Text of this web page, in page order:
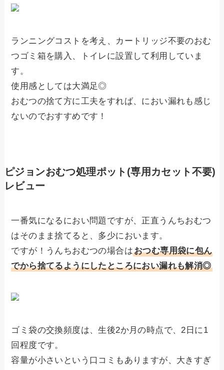
ランニングコストを考え、カートリッジ不要のおむ
つゴミ箱を購入、トイレに設置して利用していま
す。
使用感としては大満足◎
おむつの捨て方に工夫をすれば、におい漏れも感じ
ないのでおすすめです！
ピジョンおむつ処理ポット(専用カセット不要)
レビュー
一番気になるにおい問題ですが、正直うんちおむつ
はそのまま捨てると、多少においます。
ですが！うんちおむつの場合はおつむ専用袋に包ん
でから捨てるようにしたところにおい漏れも解消◎
ゴミ袋の交換頻度は、生後2か月の時点で、2日に1
回程度です。
容量が小さいという口コミもありますが、大きすぎ